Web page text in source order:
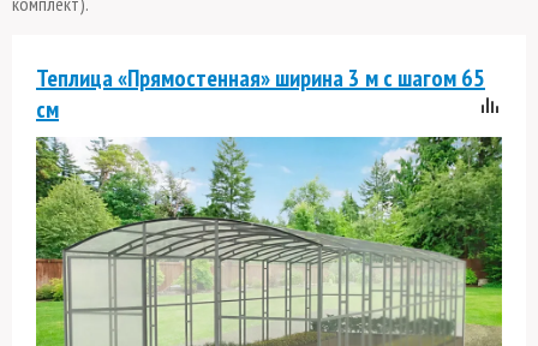
Теплица «Прямостенная» ширина 3 м с шагом 65
см